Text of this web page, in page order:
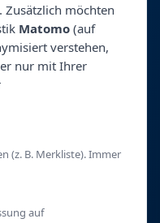
möchten
Matomo (auf
verstehen,
nur mit Ihrer
(z. B. Merkliste). Immer
auf